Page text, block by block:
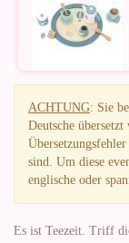
ACHTUNG: Sie
Deutsche
sind. Um diese
englische oder
Es ist Teezeit. Triff